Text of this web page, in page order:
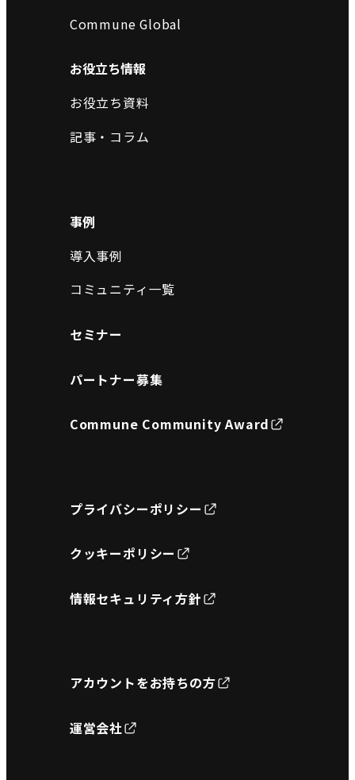
Commune Global
お役立ち情報
お役立ち資料
記事・コラム
事例
導入事例
コミュニティ一覧
セミナー
パートナー募集
Commune Community Award
プライバシーポリシー
クッキーポリシー
情報セキュリティ方針
アカウントをお持ちの方
運営会社